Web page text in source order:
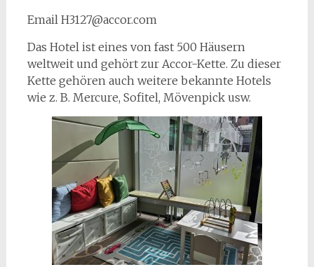
Email H3127@accor.com
Das Hotel ist eines von fast 500 Häusern
weltweit und gehört zur Accor-Kette. Zu dieser
Kette gehören auch weitere bekannte Hotels
wie z. B. Mercure, Sofitel, Mövenpick usw.